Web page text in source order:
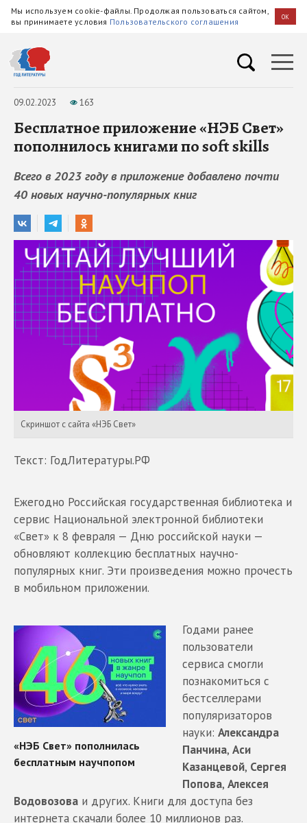
Мы используем cookie-файлы. Продолжая пользоваться сайтом,
вы принимаете условия Пользовательского соглашения OK
09.02.2023 163
Бесплатное приложение «НЭБ Свет»
пополнилось книгами по soft skills
Всего в 2023 году в приложение добавлено почти
40 новых научно-популярных книг
Скриншот с сайта «НЭБ Свет»
Текст: ГодЛитературы.РФ
Ежегодно Российская государственная библиотека и
сервис Национальной электронной библиотеки
«Свет» к 8 февраля — Дню российской науки —
обновляют коллекцию бесплатных научно-
популярных книг. Эти произведения можно прочесть
в мобильном приложении.
Годами ранее
пользователи
сервиса смогли
познакомиться с
бестселлерами
популяризаторов
науки: Александра
Панчина, Аси
Казанцевой, Сергея
Попова, Алексея
Водовозова и других. Книги для доступа без
интернета скачали более 10 миллионов раз.